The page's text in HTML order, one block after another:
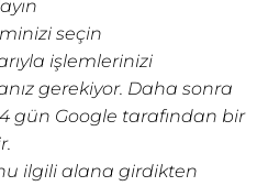
seçin
işlemlerinizi
gerekiyor. Daha sonra
gün Google tarafından bir
ilgili alana girdikten